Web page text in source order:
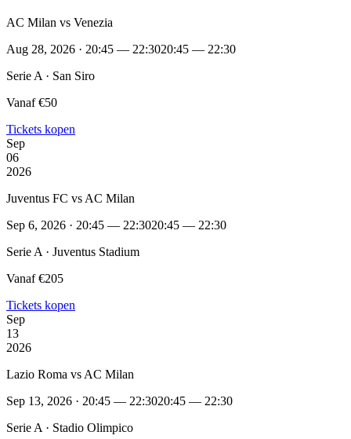
AC Milan vs Venezia
Aug 28, 2026 · 20:45 — 22:3020:45 — 22:30
Serie A · San Siro
Vanaf €50
Tickets kopen
Sep
06
2026
Juventus FC vs AC Milan
Sep 6, 2026 · 20:45 — 22:3020:45 — 22:30
Serie A · Juventus Stadium
Vanaf €205
Tickets kopen
Sep
13
2026
Lazio Roma vs AC Milan
Sep 13, 2026 · 20:45 — 22:3020:45 — 22:30
Serie A · Stadio Olimpico